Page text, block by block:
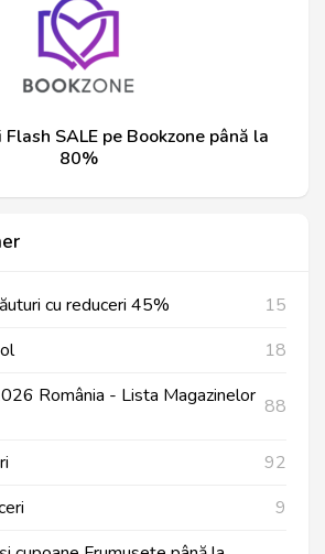
SALE pe Bookzone până la
80%
cu reduceri 45%
15
18
România - Lista Magazinelor 88
92
9